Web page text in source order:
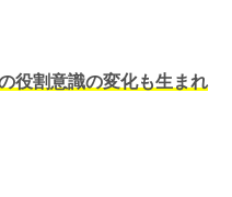
役割意識の変化も生まれ